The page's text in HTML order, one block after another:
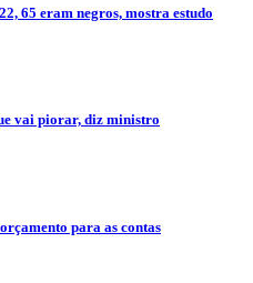
65 eram negros, mostra estudo
vai piorar, diz ministro
para as contas